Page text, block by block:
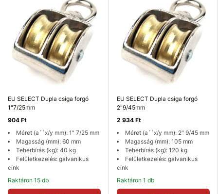
EU SELECT Dupla csiga forgó
1"7/25mm
904 Ft
Méret (a´´x/y mm): 1" 7/25 mm
Magasság (mm): 60 mm
Teherbírás (kg): 40 kg
Felületkezelés: galvanikus
cink
Raktáron 15 db
EU SELECT Dupla csiga forgó
2"9/45mm
2 934 Ft
Méret (a´´x/y mm): 2" 9/45 mm
Magasság (mm): 105 mm
Teherbírás (kg): 120 kg
Felületkezelés: galvanikus
cink
Raktáron 1 db